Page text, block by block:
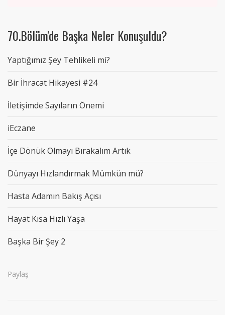
70.Bölüm'de Başka Neler Konuşuldu?
Yaptığımız Şey Tehlikeli mi?
Bir İhracat Hikayesi #24
İletişimde Sayıların Önemi
iEczane
İçe Dönük Olmayı Bırakalım Artık
Dünyayı Hızlandırmak Mümkün mü?
Hasta Adamın Bakış Açısı
Hayat Kısa Hızlı Yaşa
Başka Bir Şey 2
Paylaş